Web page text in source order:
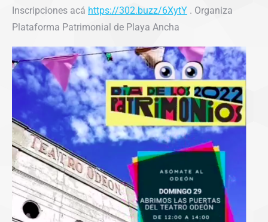
Inscripciones acá https://302.buzz/6XytY . Organiza
Plataforma Patrimonial de Playa Ancha